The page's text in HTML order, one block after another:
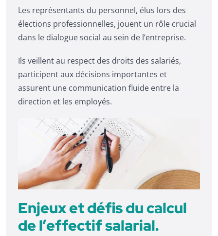
Les représentants du personnel, élus lors des
élections professionnelles, jouent un rôle crucial
dans le dialogue social au sein de l’entreprise.
Ils veillent au respect des droits des salariés,
participent aux décisions importantes et
assurent une communication fluide entre la
direction et les employés.
Enjeux et défis du calcul
de l’effectif salarial.